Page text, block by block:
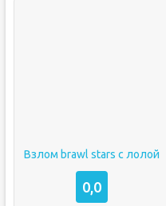
Взлом brawl stars с лолой
0,0